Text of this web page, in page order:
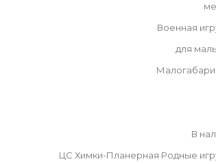
Военная
для
В
ЦС Химки-Планерная Родные